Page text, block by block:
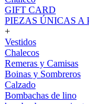
GIFT CARD
PIEZAS ÚNICAS A
+
Vestidos
Chalecos
Remeras y Camisas
Boinas y Sombreros
Calzado
Bombachas de lino